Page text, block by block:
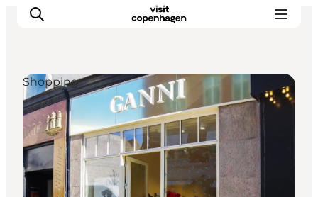
Aktiviteter
Mat och dryck
Planera din resa
Shopping